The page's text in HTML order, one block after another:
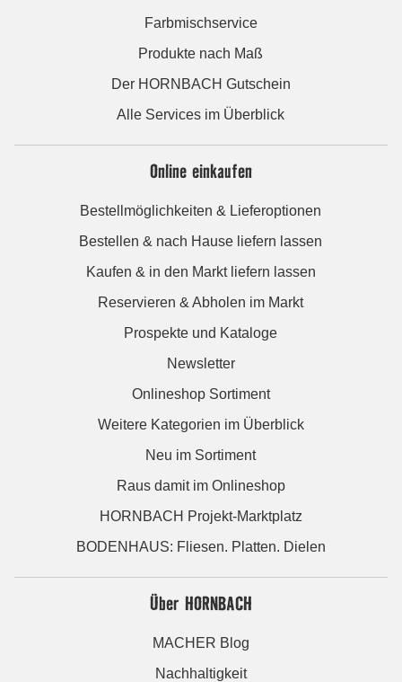
Farbmischservice
Produkte nach Maß
Der HORNBACH Gutschein
Alle Services im Überblick
Online einkaufen
Bestellmöglichkeiten & Lieferoptionen
Bestellen & nach Hause liefern lassen
Kaufen & in den Markt liefern lassen
Reservieren & Abholen im Markt
Prospekte und Kataloge
Newsletter
Onlineshop Sortiment
Weitere Kategorien im Überblick
Neu im Sortiment
Raus damit im Onlineshop
HORNBACH Projekt-Marktplatz
BODENHAUS: Fliesen. Platten. Dielen
Über HORNBACH
MACHER Blog
Nachhaltigkeit